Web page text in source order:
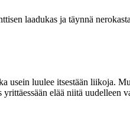
laadukas ja täynnä
usein luulee itsestään liikoja.
elää niitä uudelleen